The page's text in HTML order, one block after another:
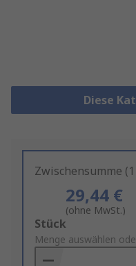
Diese
Zwischensumme
29,44 €
(ohne MwSt.)
Add
to
Basket
Stück
Menge auswählen